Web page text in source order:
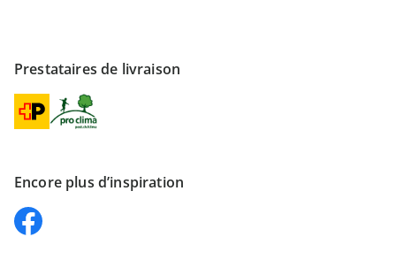
Prestataires de livraison
Encore plus d’inspiration